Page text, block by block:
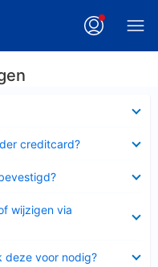
creditcard?
wijzigen via
deze voor nodig?